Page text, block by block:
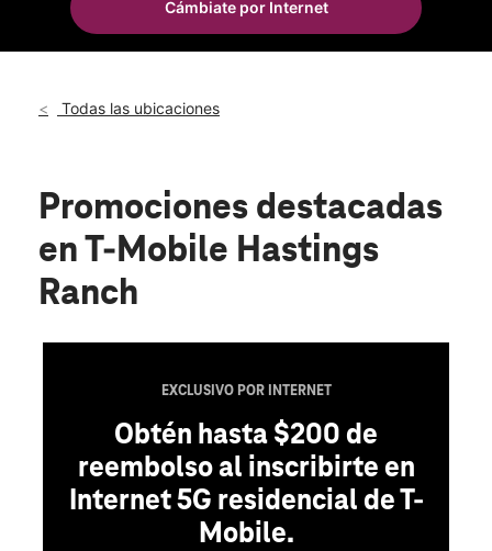
Mié.:
10:00 a.m. a 8:00 p.m.
3629 E Foothill Blvd Pasadena, CA 91107
Cámbiate por Internet
Todas las ubicaciones
Promociones destacadas
en T-Mobile Hastings
Ranch
EXCLUSIVO POR INTERNET
Obtén hasta $200 de
reembolso al inscribirte en
Internet 5G residencial de T-
Mobile.